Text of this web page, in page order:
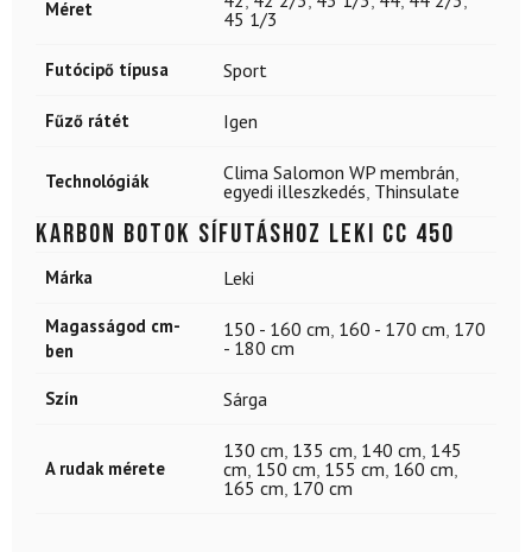
Méret
45 1/3
Futócipő típusa Sport
Fűző rátét Igen
Technológiák Clima Salomon WP membrán
egyedi illeszkedés Thinsulate
Karbon botok sífutáshoz LEKI CC 450
Márka Leki
Magasságod cm-
ben
150 - 160 cm 160 - 170 cm 170
- 180 cm
Szín Sárga
A rudak mérete
130 cm 135 cm 140 cm 145
cm 150 cm 155 cm 160 cm
165 cm 170 cm